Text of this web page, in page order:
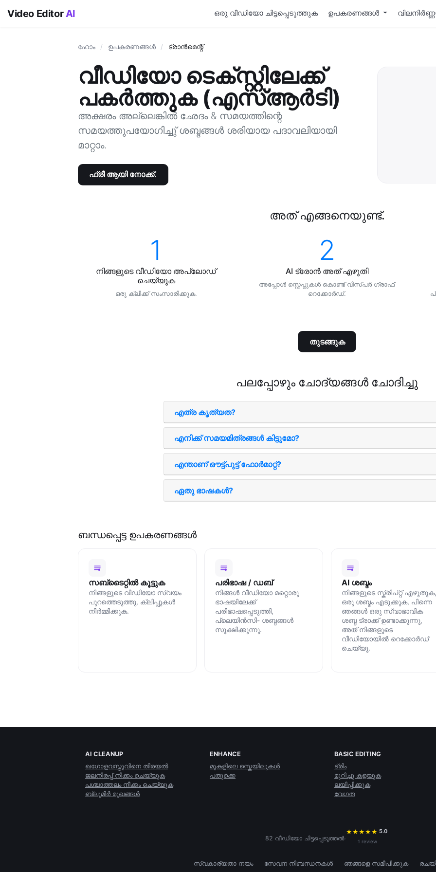
Video EditorAI ഒരു വീഡിയോ ചിട്ടപ്പെടുത്തുക ഉപകരണങ്ങള്‍
ഹോം / ഉപകരണങ്ങള്‍ / ട്രാന്‍മെന്റ്
വീഡിയോ ടെക്സ്റ്റിലേക്ക്
പകര്‍ത്തുക (എസ്ആര്‍ടി)
അക്ഷരം അല്ലെങ്കില്‍ ഛേദം & സമയത്തിന്റെ
സമയത്തുപയോഗിച്ചു് ശബ്ദങ്ങള്‍ ശരിയായ പദാവലിയായി
മാറ്റാം.
ഫ്രീ ആയി നോക്ക്.
അത് എങ്ങനെയുണ്ട്.
1
നിങ്ങളുടെ വീഡിയോ അപ്ലോഡ്
ചെയ്യുക
ഒരു ക്ലിക്ക്‌ സംസാരിക്കുക.
2
AI ട്രോന്‍ അത് എഴുതി
അപ്പോള്‍ സ്റ്റെപ്പുകള്‍ കൊണ്ട് വിസ്പര്‍ ഗ്രാഫ്‌
റെക്കോര്‍ഡ്‌.
തുടങ്ങുക
പലപ്പോഴും ചോദ്യങ്ങൾ ചോദിച്ചു
എത്ര കൃത്യത?
എനിക്ക് സമയമിത്രങ്ങള്‍ കിട്ടുമോ?
എന്താണ് ഔട്ട്പുട്ട് ഫോര്‍മാറ്റ്?
ഏതു ഭാഷകൾ?
ബന്ധപ്പെട്ട ഉപകരണങ്ങള്‍
സബ്ടൈറ്റില്‍ കൂട്ടുക
നിങ്ങളുടെ വീഡിയോ സ്വയം
പുറത്തെടുത്തു, ക്ലിപ്പുകള്‍
നിര്‍മ്മിക്കുക.
പരിഭാഷ / ഡബ്
നിങ്ങള്‍ വീഡിയോ മറ്റൊരു
ഭാഷയിലേക്ക്
പരിഭാഷപ്പെടുത്തി,
പ്ലെയിന്‍സി- ശബ്ദങ്ങള്‍
സൂക്ഷിക്കുന്നു.
AI ശബ്ദം
നിങ്ങളുടെ സ്ക്രിപ്റ്റ് എഴുതുക,
ഒരു ശബ്ദം എടുക്കുക, പിന്നെ
ഞങ്ങൾ ഒരു സ്വാഭാവിക
ശബ്ദ ട്രാക്ക് ഉണ്ടാക്കുന്നു,
അത് നിങ്ങളുടെ
വീഡിയോയിൽ റെക്കോർഡ്
ചെയ്യൂ.
AI CLEANUP
ഖഗോളവസ്തുവിനെ തിരയല്‍
ജലനിരപ്പ് നീക്കം ചെയ്യുക
പശ്ചാത്തലം നീക്കം ചെയ്യുക
ബ്ലൂമിര്‍ മുഖങ്ങള്‍
ENHANCE
മുകളിലെ സ്കെയിലുകള്‍
പതുക്കെ
BASIC EDITING
ട്രിം
മുറിച്ചു കളയുക
ലയിപ്പിക്കുക
വേഗത
82 വീഡിയോ ചിട്ടപ്പെടുത്തല്‍·
★ ★ ★ ★ ★ 5.0
1 review
സ്വകാര്യതാ നയം സേവന നിബന്ധനകൾ ഞങ്ങളെ സമീപിക്കുക